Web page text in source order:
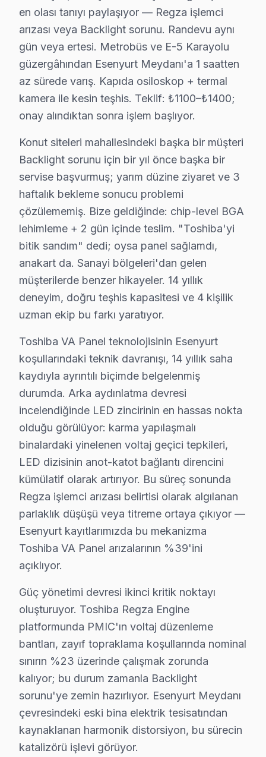
Sonuç olarak, Esenyurt bölgesindeki Toshiba
Toshiba TV Enerji Tüketimi ve Esenyurt
Akçaburgaz'da Toshiba TV Servisi
Akçaburgaz mahallesinde, son yıllarda binaların
Akevler mahallesi, gelişen bir yapılaşmaya sahip
Akşemseddin'de Toshiba TV Servisi
Akşemseddin mahallesinde, binaların yaşına bağlı
Ardıçlı'da Toshiba TV Servisi
Ardıçlı mahallesi, modern yapılarıyla bilinse de,
Aşık Veysel'de Toshiba TV Servisi
Aşık Veysel mahallesi, tarihi yapılarla dolu bir bölge
Atatürk'de Toshiba TV Servisi
Atatürk mahallesinde, Toshiba ekran’lerde yaygın
Balıkyolu'nda Toshiba TV Servisi
Balıkyolu mahallesi, modern konutları ile dikkat
Barbaros Hayrettin Paşa'da Toshiba TV Servisi
Barbaros Hayrettin Paşa mahallesi, yıllar içinde
Battalgazi'de Toshiba TV Servisi
Battalgazi mahallesinde, Toshiba ekran’lerde en
Cumhuriyet'de Toshiba TV Servisi
Cumhuriyet mahallesindeki kullanıcılar, Toshiba
Çınar'da Toshiba TV Servisi
Çınar mahallesi, genelde yeni binalarla dolu
Esenkent'te Toshiba TV Servisi
Esenkent mahallesinde, eski binaların bulunduğu
Fatih'te Toshiba TV Servisi
Fatih Mahallesi, Esenyurt'ta Toshiba
Gökevler'de Toshiba TV Servisi
Gökevler Mahallesi'nde Toshiba TV tamiri için dikkate
en olası tanıyı paylaşıyor — Regza işlemci
arızası veya Backlight sorunu. Randevu aynı
gün veya ertesi. Metrobüs ve E-5 Karayolu
güzergâhından Esenyurt Meydanı'a 1 saatten
az sürede varış. Kapıda osiloskop + termal
kamera ile kesin teşhis. Teklif: ₺1100–₺1400;
onay alındıktan sonra işlem başlıyor.
Konut siteleri mahallesindeki başka bir müşteri
Backlight sorunu için bir yıl önce başka bir
servise başvurmuş; yarım düzine ziyaret ve 3
haftalık bekleme sonucu problemi
çözülememiş. Bize geldiğinde: chip-level BGA
lehimleme + 2 gün içinde teslim. "Toshiba'yi
bitik sandım" dedi; oysa panel sağlamdı,
anakart da. Sanayi bölgeleri'dan gelen
müşterilerde benzer hikayeler. 14 yıllık
deneyim, doğru teşhis kapasitesi ve 4 kişilik
uzman ekip bu farkı yaratıyor.
Toshiba VA Panel teknolojisinin Esenyurt
koşullarındaki teknik davranışı, 14 yıllık saha
kaydıyla ayrıntılı biçimde belgelenmiş
durumda. Arka aydınlatma devresi
incelendiğinde LED zincirinin en hassas nokta
olduğu görülüyor: karma yapılaşmalı
binalardaki yinelenen voltaj geçici tepkileri,
LED dizisinin anot-katot bağlantı direncini
kümülatif olarak artırıyor. Bu süreç sonunda
Regza işlemci arızası belirtisi olarak algılanan
parlaklık düşüşü veya titreme ortaya çıkıyor —
Esenyurt kayıtlarımızda bu mekanizma
Toshiba VA Panel arızalarının %39'ini
açıklıyor.
Güç yönetimi devresi ikinci kritik noktayı
oluşturuyor. Toshiba Regza Engine
platformunda PMIC'ın voltaj düzenleme
bantları, zayıf topraklama koşullarında nominal
sınırın %23 üzerinde çalışmak zorunda
kalıyor; bu durum zamanla Backlight
sorunu'ye zemin hazırlıyor. Esenyurt Meydanı
çevresindeki eski bina elektrik tesisatından
kaynaklanan harmonik distorsiyon, bu sürecin
katalizörü işlevi görüyor.